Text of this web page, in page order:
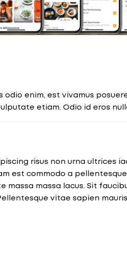
odio enim, est vivamus
etiam. Odio id eros
risus non urna ultrices
est commodo a
massa massa lacus. Sit
vitae sapien